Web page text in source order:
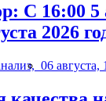
С 16:00 5
2026
06 августа,